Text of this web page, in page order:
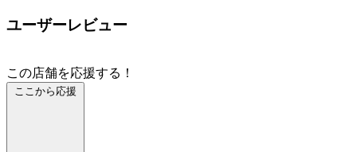
ユーザーレビュー
この店舗を応援する！
ここから応援